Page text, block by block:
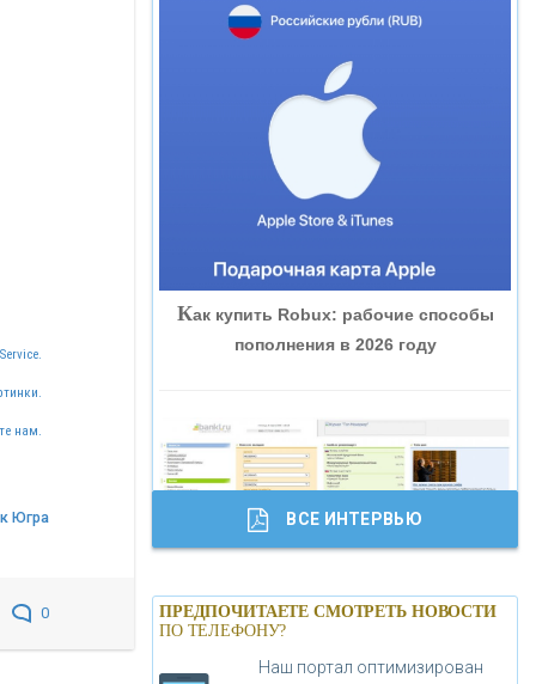
нам.
Югра
0
«НОВИКОМБАНК»
«СМП БАНК»
«ВНЕШПРОМБАНК»
«БАНК ГЛОБЭКС»
«ТРАСТ»
«ГАЗПРОМБАНК»
«МОСКОВСКИЙ КРЕДИТНЫЙ
БАНК»
Как купить Robux: рабочие способы
пополнения в 2026 году
Банки.ру обновил логотип впервые за
19 лет - «Лента новостей»
ВСЕ ИНТЕРВЬЮ
ПРЕДПОЧИТАЕТЕ СМОТРЕТЬ НОВОСТИ
ПО ТЕЛЕФОНУ?
Наш портал оптимизирован